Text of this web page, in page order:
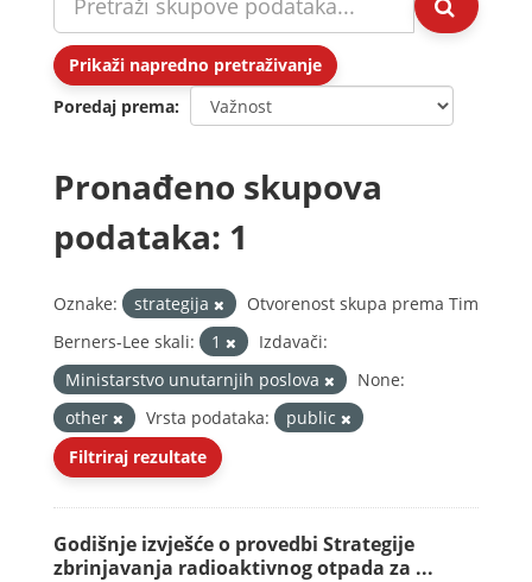
Prikaži napredno pretraživanje
Poredaj prema
Pronađeno skupova
podataka: 1
Oznake: strategija
Otvorenost skupa prema Tim
Berners-Lee skali:
1
Izdavači:
Ministarstvo unutarnjih poslova
None:
other
Vrsta podataka:
public
Filtriraj rezultate
Godišnje izvješće o provedbi Strategije
zbrinjavanja radioaktivnog otpada za ...